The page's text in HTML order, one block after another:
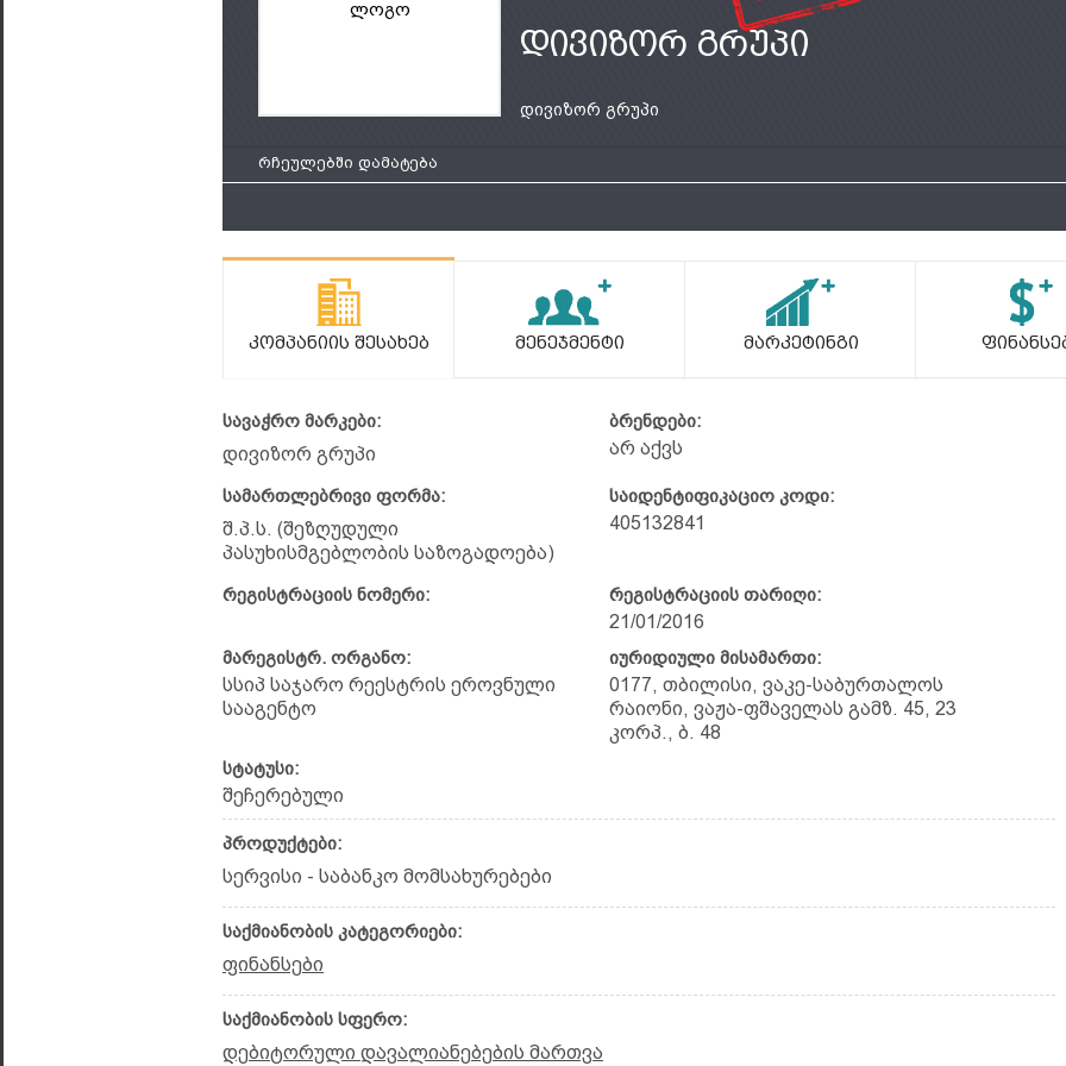
ლოგო
დივიზორ გრუპი
დივიზორ გრუპი
რჩეულებში დამატება
Კომპანიის Შესახებ Მენეჯმენტი Მარკეტინგი
სავაჭრო მარკები:
დივიზორ გრუპი
ბრენდები:
არ აქვს
სამართლებრივი ფორმა:
შ.პ.ს. (შეზღუდული
პასუხისმგებლობის საზოგადოება)
საიდენტიფიკაციო კოდი:
405132841
რეგისტრაციის ნომერი: რეგისტრაციის თარიღი:
21/01/2016
მარეგისტრ. ორგანო:
სსიპ საჯარო რეესტრის ეროვნული
სააგენტო
იურიდიული მისამართი:
0177, თბილისი, ვაკე-საბურთალოს
რაიონი, ვაჟა-ფშაველას გამზ. 45, 23
კორპ., ბ. 48
სტატუსი:
შეჩერებული
პროდუქტები:
სერვისი - საბანკო მომსახურებები
საქმიანობის კატეგორიები:
ფინანსები
საქმიანობის სფერო:
დებიტორული დავალიანებების მართვა